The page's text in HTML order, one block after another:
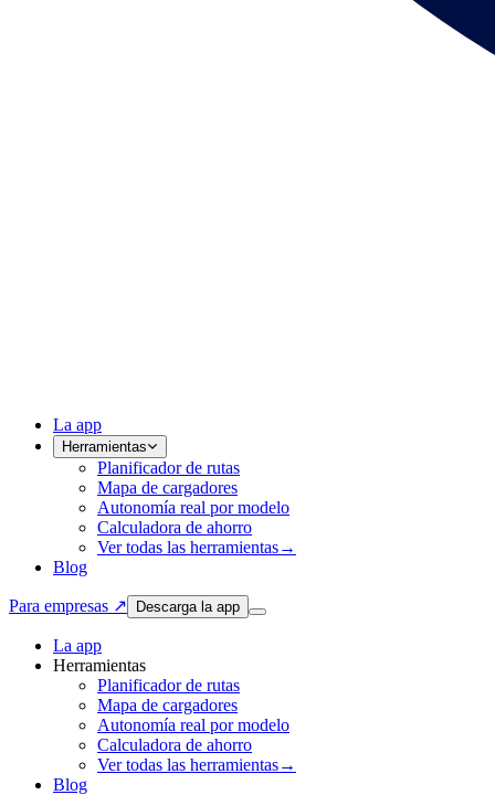
La app
Herramientas
Planificador de rutas
Mapa de cargadores
Autonomía real por modelo
Calculadora de ahorro
Ver todas las herramientas→
Blog
Para empresas ↗ Descarga la app
La app
Herramientas
Planificador de rutas
Mapa de cargadores
Autonomía real por modelo
Calculadora de ahorro
Ver todas las herramientas→
Blog